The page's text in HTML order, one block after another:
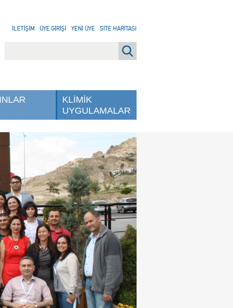
KLİMİK
UYGULAMALAR
İLETİŞİM ÜYE GİRİŞİ YENİ ÜYE SİTE HARİTASI